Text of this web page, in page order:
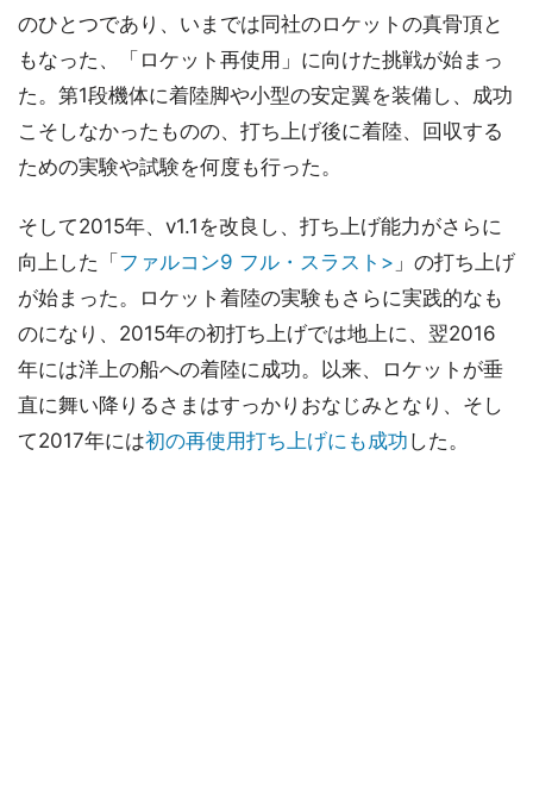
のひとつであり、いまでは同社のロケットの真骨頂と
もなった、「ロケット再使用」に向けた挑戦が始まっ
た。第1段機体に着陸脚や小型の安定翼を装備し、成功
こそしなかったものの、打ち上げ後に着陸、回収する
ための実験や試験を何度も行った。
そして2015年、v1.1を改良し、打ち上げ能力がさらに
向上した「 ファルコン9 フル・スラスト> 」の打ち上げ
が始まった。ロケット着陸の実験もさらに実践的なも
のになり、2015年の初打ち上げでは地上に、翌2016
年には洋上の船への着陸に成功。以来、ロケットが垂
直に舞い降りるさまはすっかりおなじみとなり、そし
て2017年には初の再使用打ち上げにも成功 した。